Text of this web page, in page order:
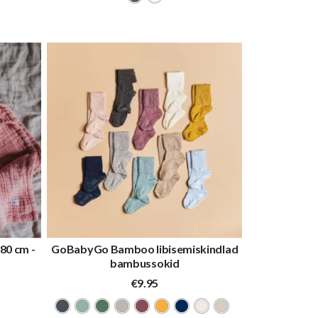
cm -
GoBabyGo Bamboo libisemiskindlad
bambussokid
€9.95